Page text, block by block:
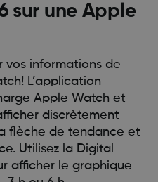
sur une Apple
vos informations de
L’application
Apple Watch et
discrètement
flèche de tendance et
Utilisez la Digital
afficher le graphique